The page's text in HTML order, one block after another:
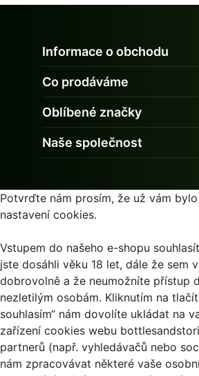
Informace o obchodu
Co prodáváme
Oblíbené značky
Naše společnost
Potvrďte nám prosím, že už vám
nastavení cookies.
Vstupem do našeho e-shopu
jste dosáhli věku 18 let, dále že sem
dobrovolně a že neumožníte přístup
nezletilým osobám. Kliknutím na
souhlasím“ nám dovolíte ukládat na
zařízení cookies webu
partnerů (např. vyhledávačů nebo
nám zpracovávat některé vaše